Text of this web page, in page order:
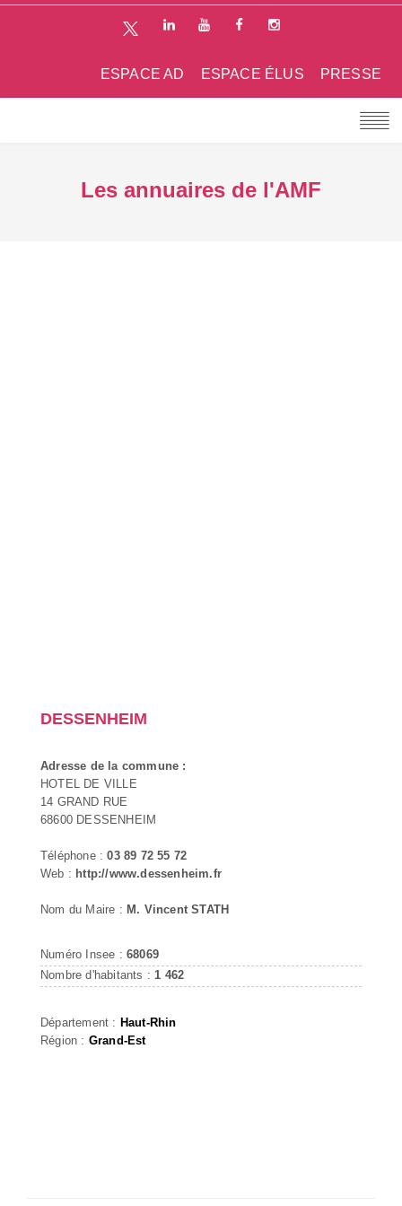
PRESSE
ESPACE ÉLUS
ESPACE AD
Les annuaires de l'AMF
DESSENHEIM
Adresse de la commune :
HOTEL DE VILLE
14 GRAND RUE
68600 DESSENHEIM
Téléphone :03 89 72 55 72
Web : http://www.dessenheim.fr
Nom du Maire : M. Vincent STATH
Numéro Insee : 68069
Nombre d'habitants : 1 462
Département : Haut-Rhin
Région : Grand-Est